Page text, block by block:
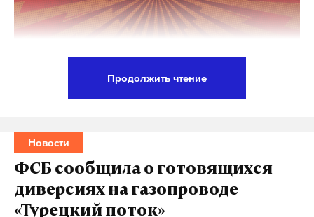
политики на период с 2026-го по 203 год. В
документе изложены новые подходы к
регулированию миграционных потоков,
увеличению числа легально трудоустроенных
Продолжить чтение
Новости
ФСБ сообщила о готовящихся
диверсиях на газопроводе
«Турецкий поток»